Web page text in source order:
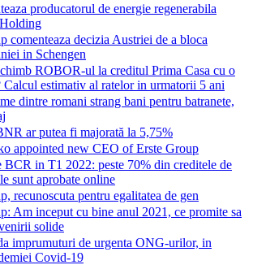
producatorul de energie regenerabila
comenteaza decizia Austriei de a bloca
in Schengen
ROBOR-ul la creditul Prima Casa cu o
Calcul estimativ al ratelor in urmatorii 5 ani
dintre romani strang bani pentru batranete,
ar putea fi majorată la 5,75%
appointed new CEO of Erste Group
BCR in T1 2022: peste 70% din creditele de
sunt aprobate online
recunoscuta pentru egalitatea de gen
Am inceput cu bine anul 2021, ce promite sa
solide
imprumuturi de urgenta ONG-urilor, in
Covid-19